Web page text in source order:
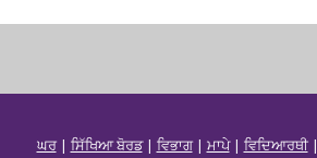
ਘਰ| ਸਿੱਖਿਆ ਬੋਰਡ| ਵਿਭਾਗ| ਮਾਪੇ| ਵਿਦਿਆਰਥੀ|